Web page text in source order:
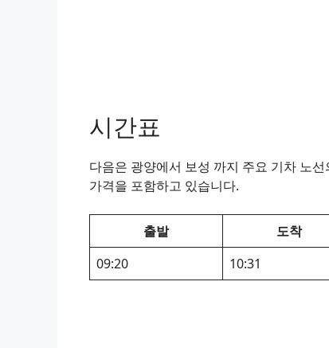
시간표
다음은 광양에서 보성 까지 주요 기차 노
가격을 포함하고 있습니다.
출발 도착
09:20
10:31